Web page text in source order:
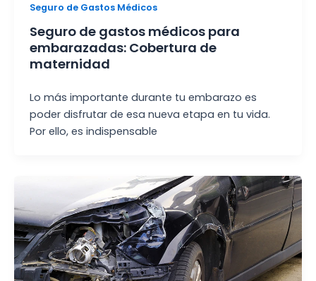
Seguro de Gastos Médicos
Seguro de gastos médicos para
embarazadas: Cobertura de
maternidad
Lo más importante durante tu embarazo es
poder disfrutar de esa nueva etapa en tu vida.
Por ello, es indispensable